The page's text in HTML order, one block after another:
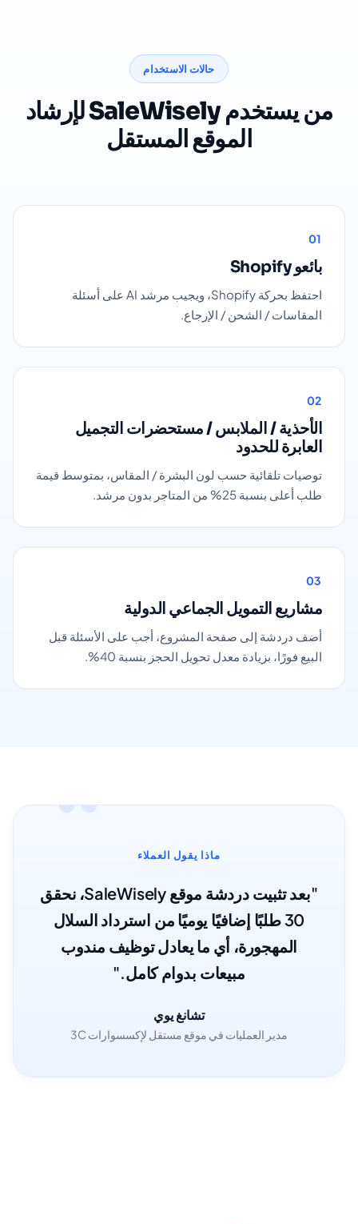
حالات الاستخدام
من يستخدم SaleWisely لإرشاد
الموقع المستقل
01
بائعو Shopify
احتفظ بحركة Shopify، ويجيب مرشد AI على أسئلة
المقاسات / الشحن / الإرجاع.
02
الأحذية / الملابس / مستحضرات التجميل
العابرة للحدود
توصيات تلقائية حسب لون البشرة / المقاس، بمتوسط قيمة
طلب أعلى بنسبة 25% من المتاجر بدون مرشد.
03
مشاريع التمويل الجماعي الدولية
أضف دردشة إلى صفحة المشروع، أجب على الأسئلة قبل
البيع فورًا، بزيادة معدل تحويل الحجز بنسبة 40%.
ماذا يقول العملاء
"بعد تثبيت دردشة موقع SaleWisely، نحقق
30 طلبًا إضافيًا يوميًا من استرداد السلال
المهجورة، أي ما يعادل توظيف مندوب
مبيعات بدوام كامل."
تشانغ يوي
مدير العمليات في موقع مستقل لإكسسوارات 3C